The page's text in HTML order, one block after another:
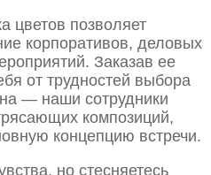
цветов позволяет
корпоративов, деловых
Заказав ее
от трудностей выбора
— наши сотрудники
композиций,
концепцию встречи.
но стесняетесь